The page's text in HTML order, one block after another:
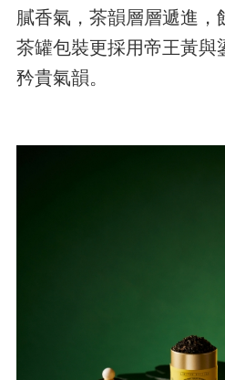
膩香氣，茶韻層層遞進
茶罐包裝更採用帝王黃與
矜貴氣韻。